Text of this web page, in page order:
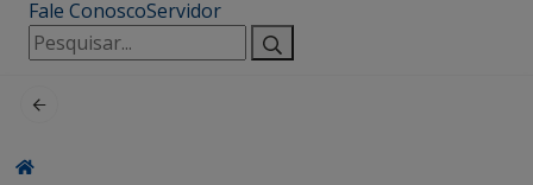
Fale ConoscoServidor
Pesquisar
por: